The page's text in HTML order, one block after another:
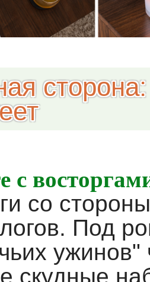
сторона:
с
со
Под
ужинов"
скудные